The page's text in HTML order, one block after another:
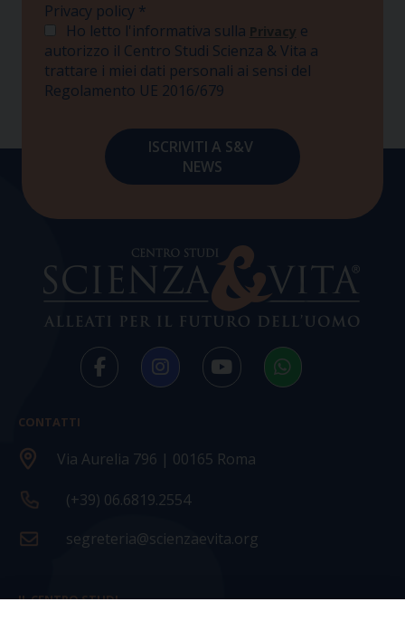
Privacy policy *
Ho letto l'informativa sulla Privacy e
autorizzo il Centro Studi Scienza & Vita a
trattare i miei dati personali ai sensi del
Regolamento UE 2016/679
CONTATTI
Via Aurelia 796 | 00165 Roma
(+39) 06.6819.2554
segreteria@scienzaevita.org
IL CENTRO STUDI